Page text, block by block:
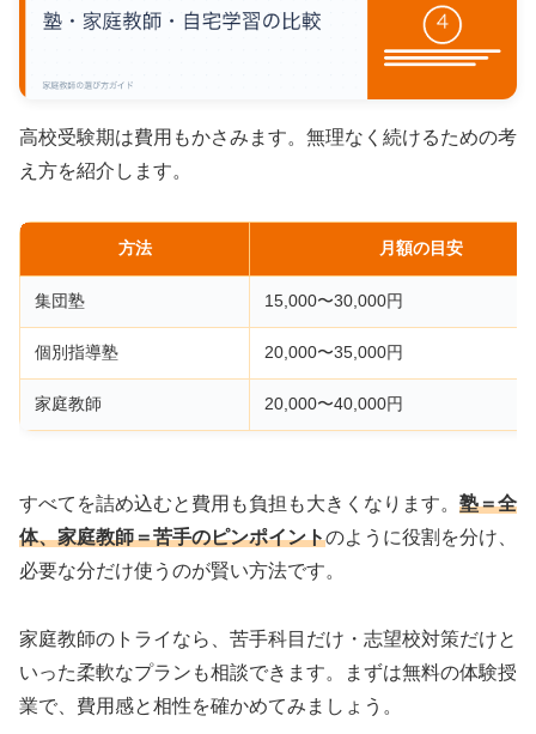
高校受験期は費用もかさみます。無理なく続けるための考
え方を紹介します。
方法 月額の目安
集団塾 15,000〜30,000円
個別指導塾 20,000〜35,000円
家庭教師 20,000〜40,000円
すべてを詰め込むと費用も負担も大きくなります。 塾＝全
体、家庭教師＝苦手のピンポイントのように役割を分け、
必要な分だけ使うのが賢い方法です。
家庭教師のトライなら、苦手科目だけ・志望校対策だけと
いった柔軟なプランも相談できます。まずは無料の体験授
業で、費用感と相性を確かめてみましょう。